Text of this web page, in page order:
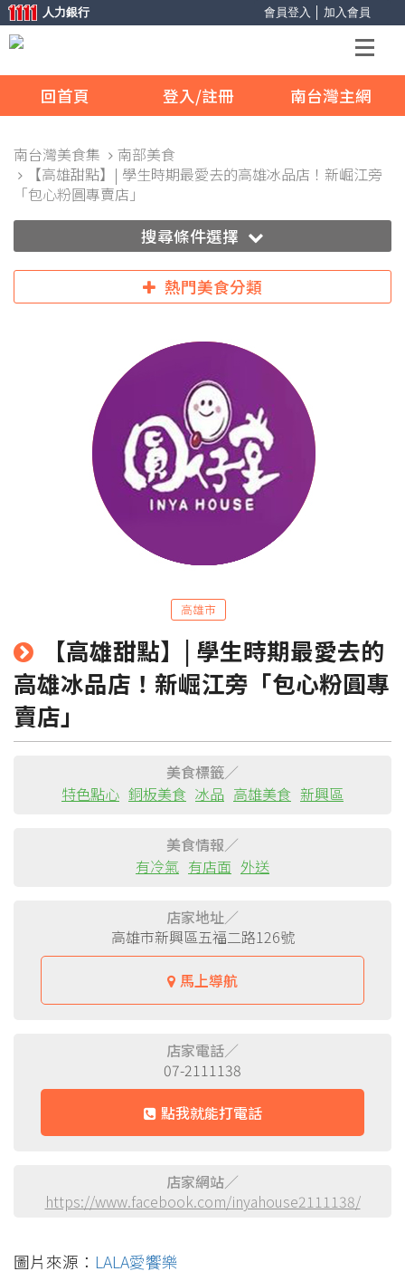
會員登入 加入會員
人力銀行
Line@
回首頁 登入/註冊 南台灣主網
南台灣美食集
南部美食
【高雄甜點】| 學生時期最愛去的高雄冰品店！新崛江旁
「包心粉圓專賣店」
搜尋條件選擇
熱門美食分類
高雄市
【高雄甜點】| 學生時期最愛去的
高雄冰品店！新崛江旁「包心粉圓專
賣店」
美食標籤／
特色點心 銅板美食 冰品 高雄美食 新興區
美食情報／
有冷氣 有店面 外送
店家地址／
高雄市新興區五福二路126號
馬上導航
店家電話／
07-2111138
點我就能打電話
店家網站／
https://www.facebook.com/inyahouse2111138/
圖片來源： LALA愛饗樂